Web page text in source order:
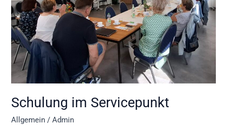
Schulung im Servicepunkt
Allgemein /Admin